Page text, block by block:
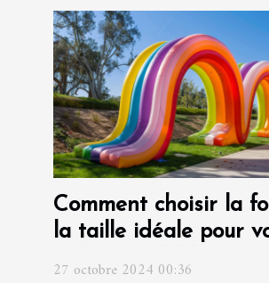
Comment choisir la
la taille idéale pour
27 octobre 2024 00:36